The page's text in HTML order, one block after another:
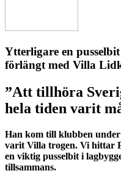
Ytterligare en
förlängt med Villa
”Att tillhöra
hela tiden varit
Han kom till klubben
varit Villa trogen. Vi hittar
en viktig pusselbit i
tillsammans.